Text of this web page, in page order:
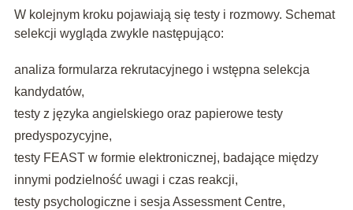
W kolejnym kroku pojawiają się testy i rozmowy. Schemat
selekcji wygląda zwykle następująco:
analiza formularza rekrutacyjnego i wstępna selekcja
kandydatów,
testy z języka angielskiego oraz papierowe testy
predyspozycyjne,
testy FEAST w formie elektronicznej, badające między
innymi podzielność uwagi i czas reakcji,
testy psychologiczne i sesja Assessment Centre,